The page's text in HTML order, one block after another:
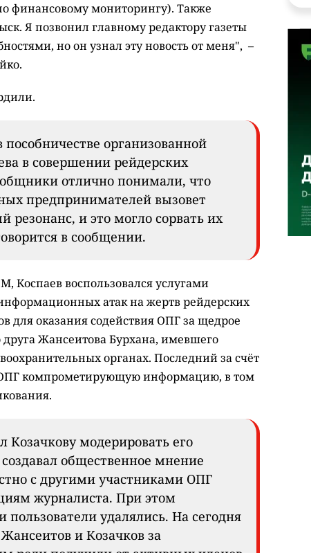
финансовому мониторингу). Также
Я позвонил главному редактору газеты
но он узнал эту новость от меня", –
пособничестве организованной
в совершении рейдерских
отлично понимали, что
предпринимателей вызовет
и это могло сорвать их
в сообщении.
воспользовался услугами
атак на жертв рейдерских
для оказания содействия ОПГ за щедрое
Жансеитова Бурхана, имевшего
органах. Последний за счёт
ОПГ компрометирующую информацию, в том
Козачкову модерировать его
общественное мнение
с другими участниками ОПГ
журналиста. При этом
удалялись. На сегодня
и Козачков за